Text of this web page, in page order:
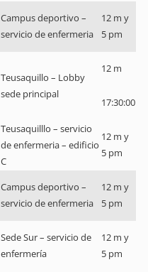
Campus deportivo –
servicio de enfermeria
12 m y
5 pm
Teusaquillo – Lobby
sede principal
12 m
17:30:00
Teusaquilllo – servicio
de enfermeria – edificio
C
12 m y
5 pm
Campus deportivo –
servicio de enfermeria
12 m y
5 pm
Sede Sur – servicio de
enfermería
12 m y
5 pm